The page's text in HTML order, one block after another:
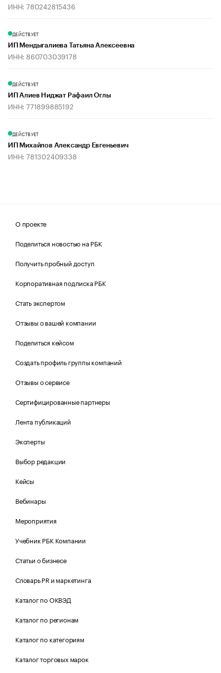
ИНН: 780242815436
ДЕЙСТВУЕТ
ИП Мендыгалиева Татьяна Алексеевна
ИНН: 860703039178
ДЕЙСТВУЕТ
ИП Алиев Ниджат Рафаил Оглы
ИНН: 771899885192
ДЕЙСТВУЕТ
ИП Михайлов Александр Евгеньевич
ИНН: 781302409338
О проекте
Поделиться новостью на РБК
Получить пробный доступ
Корпоративная подписка РБК
Стать экспертом
Отзывы о вашей компании
Поделиться кейсом
Создать профиль группы компаний
Отзывы о сервисе
Сертифицированные партнеры
Лента публикаций
Эксперты
Выбор редакции
Кейсы
Вебинары
Мероприятия
Учебник РБК Компании
Статьи о бизнесе
Словарь PR и маркетинга
Каталог по ОКВЭД
Каталог по регионам
Каталог по категориям
Каталог торговых марок